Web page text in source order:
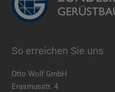
So erreichen Sie uns
Otto Wolf GmbH
Erasmusstr. 4